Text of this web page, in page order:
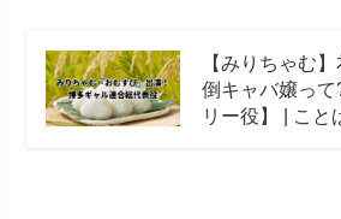
【みりちゃむ
倒キャバ嬢っ
リー役】 | こと